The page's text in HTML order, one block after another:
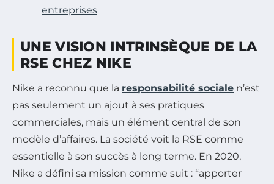
entreprises
UNE VISION INTRINSÈQUE DE LA
RSE CHEZ NIKE
Nike a reconnu que la responsabilité sociale n’est
pas seulement un ajout à ses pratiques
commerciales, mais un élément central de son
modèle d’affaires. La société voit la RSE comme
essentielle à son succès à long terme. En 2020,
Nike a défini sa mission comme suit : “apporter